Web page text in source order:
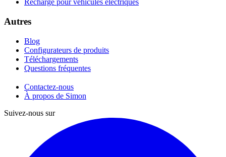
Recharge pour véhicules électriques
Autres
Blog
Configurateurs de produits
Téléchargements
Questions fréquentes
Contactez-nous
À propos de Simon
Suivez-nous sur